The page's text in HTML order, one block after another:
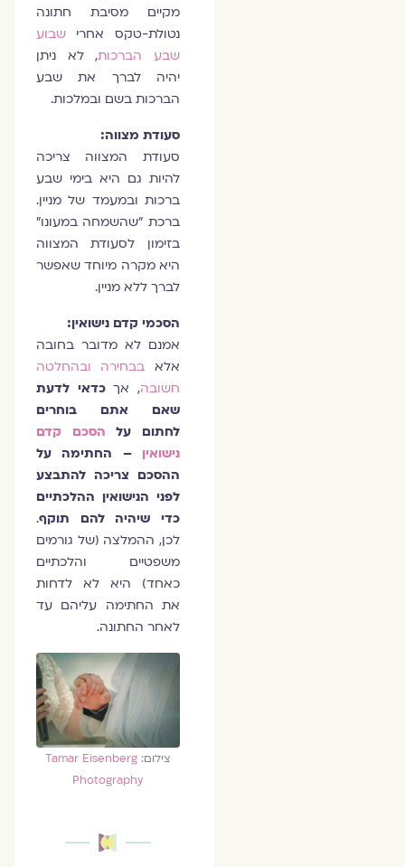
מקיים מסיבת חתונה
נטולת-טקס אחרי
שבוע
שבע הברכות, לא ניתן
יהיה לברך את שבע
הברכות בשם ובמלכות.
סעודת מצווה:
סעודת המצווה צריכה
להיות גם היא בימי שבע
ברכות ובמעמד של מניין.
ברכת "שהשמחה במעונו"
בזימון לסעודת המצווה
היא מקרה מיוחד שאפשר
לברך ללא מניין.
הסכמי קדם נישואין:
אמנם לא מדובר בחובה
אלא בבחירה ובהחלטה
חשובה, אךכדאי לדעת
שאם אתם בוחרים
לחתום על הסכם קדם
נישואין– החתימה על
ההסכם צריכה להתבצע
לפני הנישואין ההלכתיים
כדי שיהיה להם תוקף.
לכן, ההמלצה (של גורמים
משפטיים והלכתיים
כאחד) היא לא לדחות
את החתימה עליהם עד
לאחר החתונה.
צילום:Tamar Eisenberg
Photography